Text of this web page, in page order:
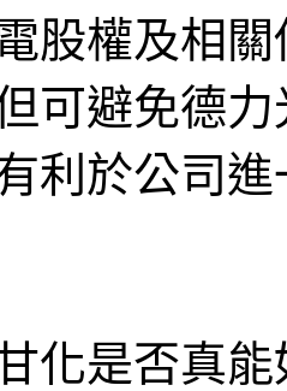
股權及相
可避免德
利於公司
化是否真